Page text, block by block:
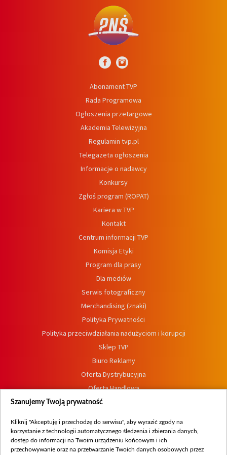
Abonament TVP
Rada Programowa
Ogłoszenia przetargowe
Akademia Telewizyjna
Regulamin tvp.pl
Telegazeta ogłoszenia
Informacje o nadawcy
Konkursy
Zgłoś program (ROPAT)
Kariera w TVP
Kontakt
Centrum informacji TVP
Komisja Etyki
Program dla prasy
Dla mediów
Serwis fotograficzny
Merchandising (znaki)
Polityka Prywatności
Polityka przeciwdziałania nadużyciom i korupcji
Sklep TVP
Biuro Reklamy
Oferta Dystrybucyjna
Oferta Handlowa
Dostępność
Procedura zgłoszeń wewnętrznych
Szanujemy Twoją prywatność
Kliknij "Akceptuję i przechodzę do serwisu", aby wyrazić zgody na
korzystanie z technologii automatycznego śledzenia i zbierania danych,
dostęp do informacji na Twoim urządzeniu końcowym i ich
przechowywanie oraz na przetwarzanie Twoich danych osobowych przez